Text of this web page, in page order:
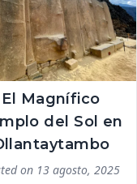
El Magnífico
del Sol en
on 13 agosto, 2025